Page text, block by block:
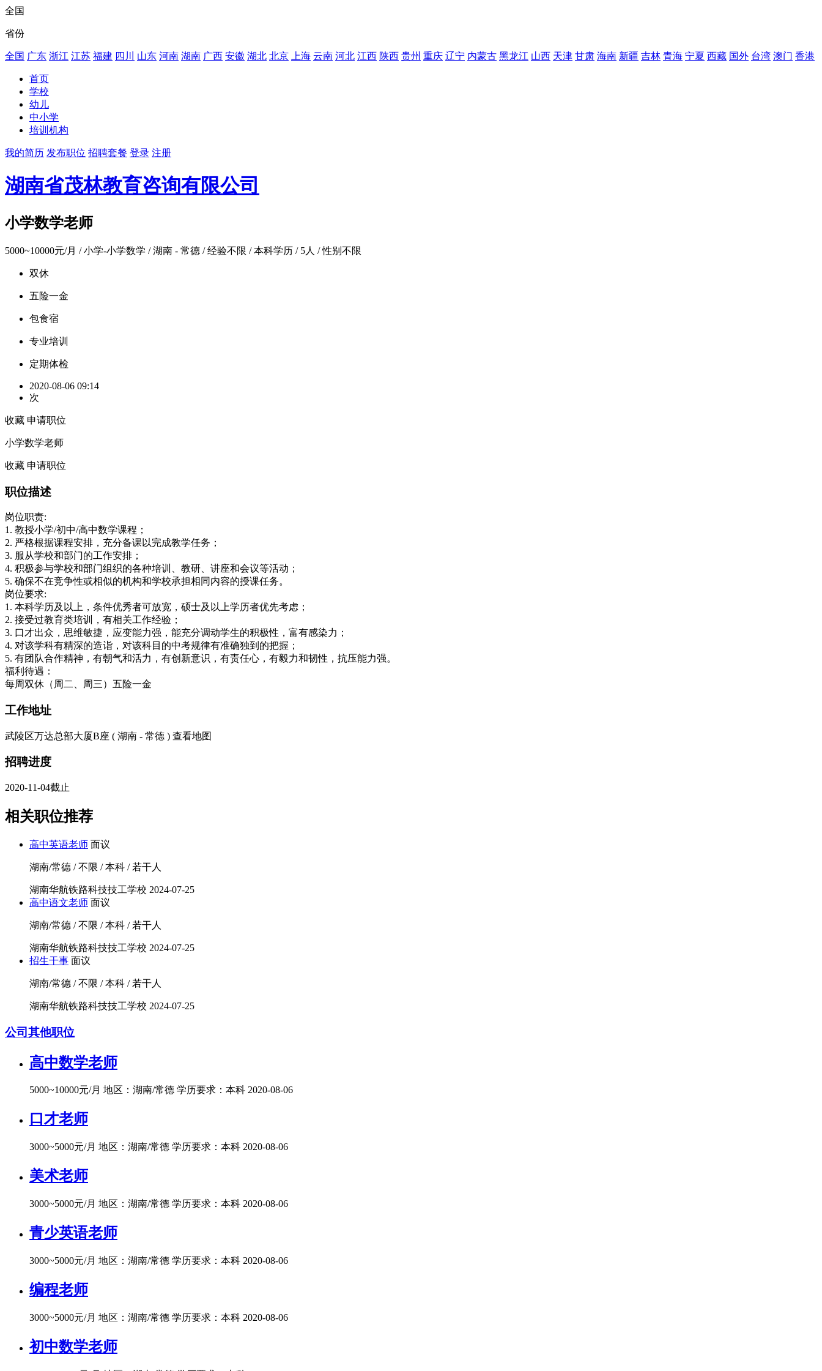
全国
省份
全国 广东 浙江 江苏 福建 四川 山东 河南 湖南 广西 安徽 湖北 北京 上海 云南 河北 江西 陕西 贵州 重庆 辽宁 内蒙古 黑龙江 山西 天津 甘肃 海南 新疆 吉林 青海 宁夏 西藏 国外 台湾 澳门 香港
首页
学校
幼儿
中小学
培训机构
我的简历 发布职位 招聘套餐 登录 注册
湖南省茂林教育咨询有限公司
小学数学老师
5000~10000元/月 / 小学-小学数学 / 湖南 - 常德 / 经验不限 / 本科学历 / 5人 / 性别不限
双休
五险一金
包食宿
专业培训
定期体检
2020-08-06 09:14
次
收藏 申请职位
小学数学老师
收藏 申请职位
职位描述
岗位职责:
1. 教授小学/初中/高中数学课程；
2. 严格根据课程安排，充分备课以完成教学任务；
3. 服从学校和部门的工作安排；
4. 积极参与学校和部门组织的各种培训、教研、讲座和会议等活动；
5. 确保不在竞争性或相似的机构和学校承担相同内容的授课任务。
岗位要求:
1. 本科学历及以上，条件优秀者可放宽，硕士及以上学历者优先考虑；
2. 接受过教育类培训，有相关工作经验；
3. 口才出众，思维敏捷，应变能力强，能充分调动学生的积极性，富有感染力；
4. 对该学科有精深的造诣，对该科目的中考规律有准确独到的把握；
5. 有团队合作精神，有朝气和活力，有创新意识，有责任心，有毅力和韧性，抗压能力强。
福利待遇：
每周双休（周二、周三）五险一金
工作地址
武陵区万达总部大厦B座 ( 湖南 - 常德 ) 查看地图
招聘进度
2020-11-04截止
相关职位推荐
高中英语老师 面议
湖南/常德 / 不限 / 本科 / 若干人
湖南华航铁路科技技工学校 2024-07-25
高中语文老师 面议
湖南/常德 / 不限 / 本科 / 若干人
湖南华航铁路科技技工学校 2024-07-25
招生干事 面议
湖南/常德 / 不限 / 本科 / 若干人
湖南华航铁路科技技工学校 2024-07-25
公司其他职位
高中数学老师
5000~10000元/月 地区：湖南/常德 学历要求：本科 2020-08-06
口才老师
3000~5000元/月 地区：湖南/常德 学历要求：本科 2020-08-06
美术老师
3000~5000元/月 地区：湖南/常德 学历要求：本科 2020-08-06
青少英语老师
3000~5000元/月 地区：湖南/常德 学历要求：本科 2020-08-06
编程老师
3000~5000元/月 地区：湖南/常德 学历要求：本科 2020-08-06
初中数学老师